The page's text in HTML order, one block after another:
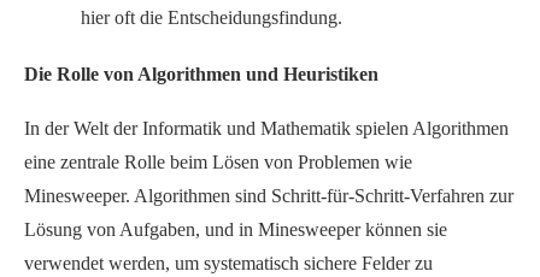
hier oft die Entscheidungsfindung.
Die Rolle von Algorithmen und Heuristiken
In der Welt der Informatik und Mathematik spielen Algorithmen
eine zentrale Rolle beim Lösen von Problemen wie
Minesweeper. Algorithmen sind Schritt-für-Schritt-Verfahren zur
Lösung von Aufgaben, und in Minesweeper können sie
verwendet werden, um systematisch sichere Felder zu